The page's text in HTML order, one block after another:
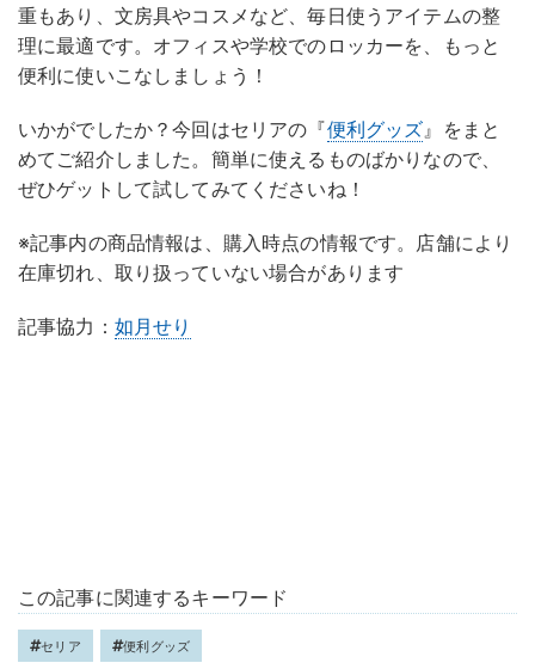
重もあり、文房具やコスメなど、毎日使うアイテムの整
理に最適です。オフィスや学校でのロッカーを、もっと
便利に使いこなしましょう！
いかがでしたか？今回はセリアの『便利グッズ』をまと
めてご紹介しました。簡単に使えるものばかりなので、
ぜひゲットして試してみてくださいね！
※記事内の商品情報は、購入時点の情報です。店舗により
在庫切れ、取り扱っていない場合があります
記事協力： 如月せり
この記事に関連するキーワード
セリア 便利グッズ